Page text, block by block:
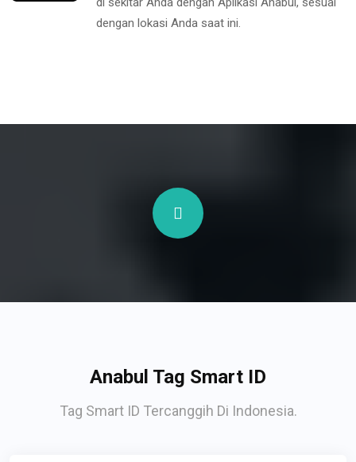
dengan lokasi Anda saat ini.
Anabul Tag Smart ID
Tag Smart ID Tercanggih Di Indonesia.